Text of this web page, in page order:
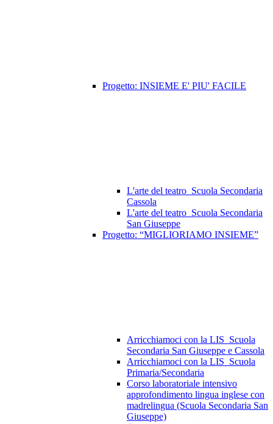
Progetto: INSIEME E' PIU' FACILE
L'arte del teatro_Scuola Secondaria
Cassola
L'arte del teatro_Scuola Secondaria
San Giuseppe
Progetto: “MIGLIORIAMO INSIEME”
Arricchiamoci con la LIS_Scuola
Secondaria San Giuseppe e Cassola
Arricchiamoci con la LIS_Scuola
Primaria/Secondaria
Corso laboratoriale intensivo
approfondimento lingua inglese con
madrelingua (Scuola Secondaria San
Giuseppe)